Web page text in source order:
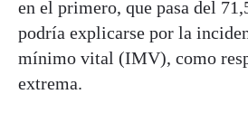
en el primero, que pasa del
podría explicarse por la
mínimo vital (IMV), como
extrema.